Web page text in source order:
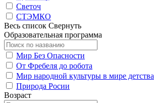
Светоч
СТЭМКО
Весь список Свернуть
Образовательная программа
Мир Без Опасности
От Фребеля до робота
Мир народной культуры в мире детства
Природа Росии
Возраст